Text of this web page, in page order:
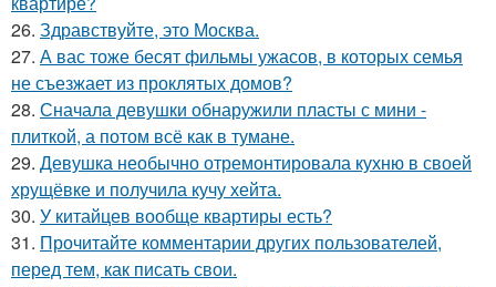
26. Здравствуйте, это Москва.
27. А вас тоже бесят фильмы ужасов, в которых семья
не съезжает из проклятых домов?
28. Сначала девушки обнаружили пласты с мини -
плиткой, а потом всё как в тумане.
29. Девушка необычно отремонтировала кухню в своей
хрущёвке и получила кучу хейта.
30. У китайцев вообще квартиры есть?
31. Прочитайте комментарии других пользователей,
перед тем, как писать свои.